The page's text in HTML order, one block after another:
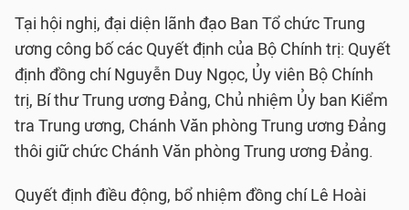
Tại hội nghị, đại diện lãnh đạo Ban Tổ chức Trung
ương công bố các Quyết định của Bộ Chính trị: Quyết
định đồng chí Nguyễn Duy Ngọc, Ủy viên Bộ Chính
trị, Bí thư Trung ương Đảng, Chủ nhiệm Ủy ban Kiểm
tra Trung ương, Chánh Văn phòng Trung ương Đảng
thôi giữ chức Chánh Văn phòng Trung ương Đảng.
Quyết định điều động, bổ nhiệm đồng chí Lê Hoài